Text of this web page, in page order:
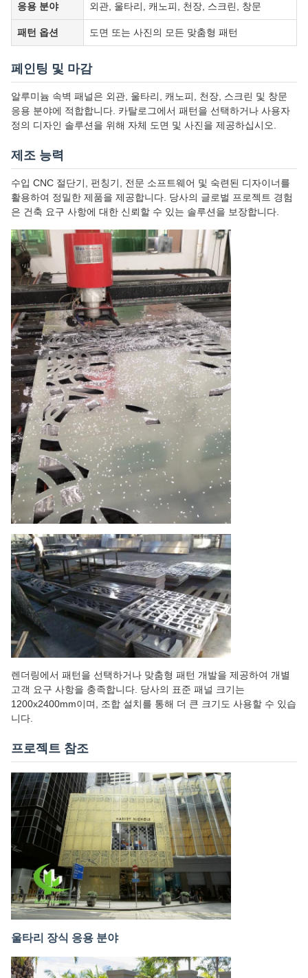
응용 분야 외관, 울타리, 캐노피, 천장, 스크린, 창문
패턴 옵션 도면 또는 사진의 모든 맞춤형 패턴
페인팅 및 마감
알루미늄 속벽 패널은 외관, 울타리, 캐노피, 천장, 스크린 및 창문
응용 분야에 적합합니다. 카탈로그에서 패턴을 선택하거나 사용자
정의 디자인 솔루션을 위해 자체 도면 및 사진을 제공하십시오.
제조 능력
수입 CNC 절단기, 펀칭기, 전문 소프트웨어 및 숙련된 디자이너를
활용하여 정밀한 제품을 제공합니다. 당사의 글로벌 프로젝트 경험
은 건축 요구 사항에 대한 신뢰할 수 있는 솔루션을 보장합니다.
렌더링에서 패턴을 선택하거나 맞춤형 패턴 개발을 제공하여 개별
고객 요구 사항을 충족합니다. 당사의 표준 패널 크기는
1200x2400mm이며, 조합 설치를 통해 더 큰 크기도 사용할 수 있습
니다.
프로젝트 참조
울타리 장식 응용 분야